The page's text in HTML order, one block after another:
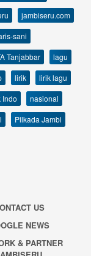
jambiseru.com
sani
Tanjabbar
lagu
lirik
lirik lagu
Indo
nasional
Pilkada Jambi
US
NEWS
& PARTNER